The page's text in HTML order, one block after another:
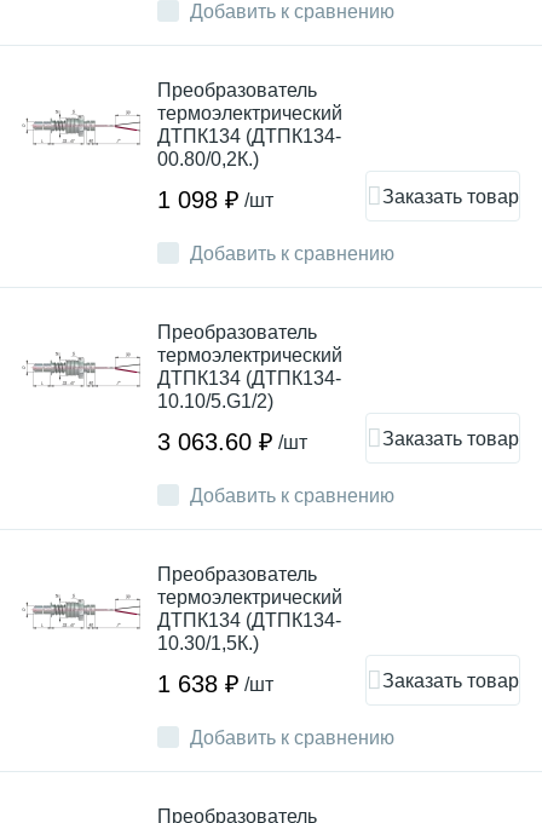
Добавить к сравнению
Добавить к сравнению
Преобразователь
термоэлектрический
ДТПК134 (ДТПК134-
00.80/0,2К.)
1 098 ₽ /шт Заказать товар
Добавить к сравнению
Преобразователь
термоэлектрический
ДТПК134 (ДТПК134-
10.10/5.G1/2)
3 063.60 ₽ /шт Заказать товар
Добавить к сравнению
Преобразователь
термоэлектрический
ДТПК134 (ДТПК134-
10.30/1,5К.)
1 638 ₽ /шт Заказать товар
Преобразователь